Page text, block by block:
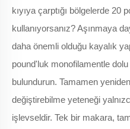
kıyıya çarptığı bölgelerde 20
kullanıyorsanız? Aşınmaya
daha önemli olduğu kayalık
pound'luk monofilamentle
bulundurun. Tamamen
değiştirebilme yeteneği
işlevseldir. Tek bir makara,